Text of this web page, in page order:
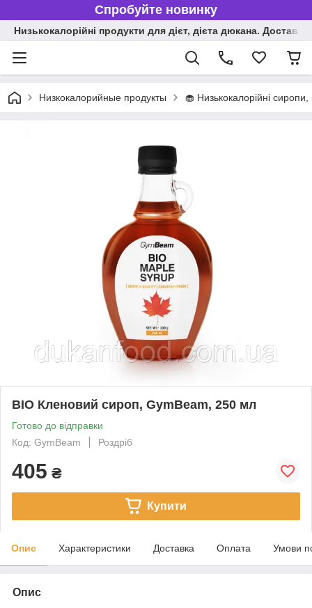
Спробуйте новинку
Низькокалорійні продукти для дієт, дієта дюкана. Доставка
Низкокалорийные продукты 🧁 Низькокалорійні
BIO Кленовий сироп, GymBeam, 250 мл
Готово до відправки
Код: GymBeam
Роздріб
405 ₴
Купити
Опис Характеристики Доставка Оплата Умови
Опис